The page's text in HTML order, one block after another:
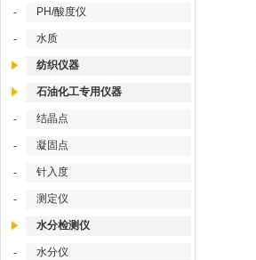
- PH/酸度仪
- 水质
纺织仪器
石油化工专用仪器
- 结晶点
- 凝固点
- 针入度
- 测定仪
水分检测仪
- 水分仪